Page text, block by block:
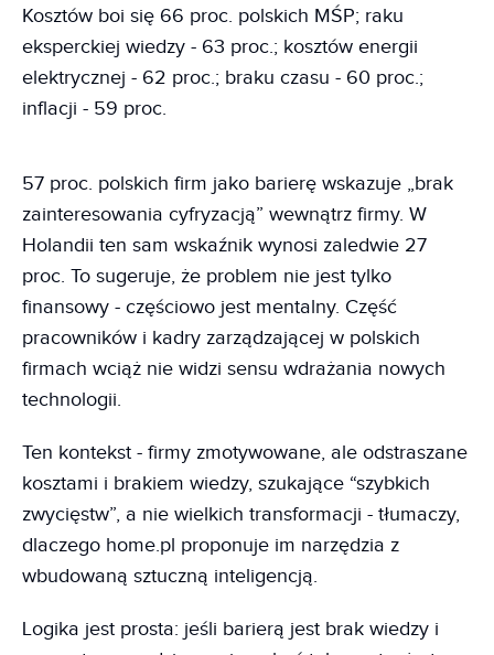
Kosztów boi się 66 proc. polskich MŚP; raku
eksperckiej wiedzy - 63 proc.; kosztów energii
elektrycznej - 62 proc.; braku czasu - 60 proc.;
inflacji - 59 proc.
57 proc. polskich firm jako barierę wskazuje „brak
zainteresowania cyfryzacją” wewnątrz firmy. W
Holandii ten sam wskaźnik wynosi zaledwie 27
proc. To sugeruje, że problem nie jest tylko
finansowy - częściowo jest mentalny. Część
pracowników i kadry zarządzającej w polskich
firmach wciąż nie widzi sensu wdrażania nowych
technologii.
Ten kontekst - firmy zmotywowane, ale odstraszane
kosztami i brakiem wiedzy, szukające “szybkich
zwycięstw”, a nie wielkich transformacji - tłumaczy,
dlaczego home.pl proponuje im narzędzia z
wbudowaną sztuczną inteligencją.
Logika jest prosta: jeśli barierą jest brak wiedzy i